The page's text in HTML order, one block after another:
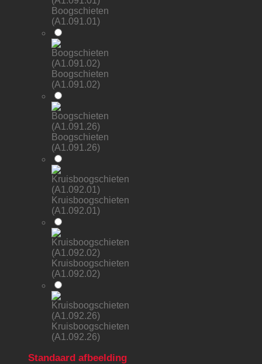
Boogschieten
(A1.091.01)
Boogschieten
(A1.091.02)
Boogschieten
(A1.091.26)
Kruisboogschieten
(A1.092.01)
Kruisboogschieten
(A1.092.02)
Kruisboogschieten
(A1.092.26)
Standaard afbeelding